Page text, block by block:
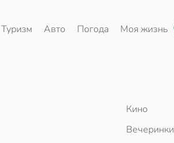
Туризм Авто Погода Моя жизнь
Кино
Вечеринки